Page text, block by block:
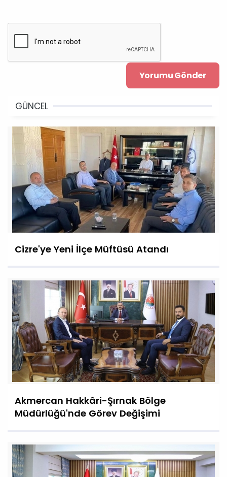
GÜNCEL
Cizre'ye Yeni İlçe Müftüsü Atandı
Akmercan Hakkâri-Şırnak Bölge
Müdürlüğü'nde Görev Değişimi